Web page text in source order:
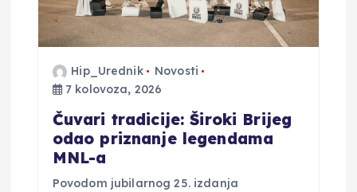
Hip_Urednik
Novosti
7 kolovoza, 2026
Čuvari tradicije: Široki Brijeg
odao priznanje legendama
MNL-a
Povodom jubilarnog 25. izdanja